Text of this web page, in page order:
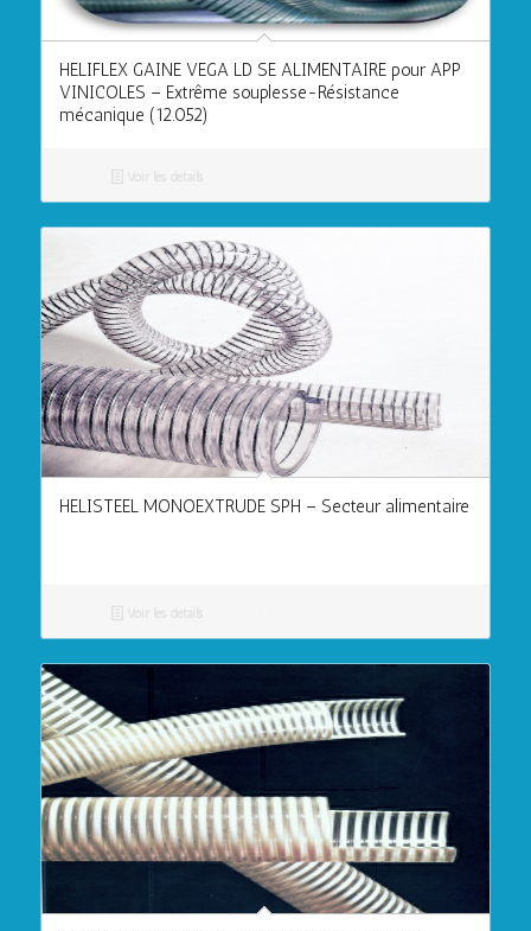
HELIFLEX GAINE VEGA LD SE ALIMENTAIRE pour APP
VINICOLES – Extrême souplesse-Résistance
mécanique (12.052)
HELISTEEL MONOEXTRUDE SPH – Secteur alimentaire